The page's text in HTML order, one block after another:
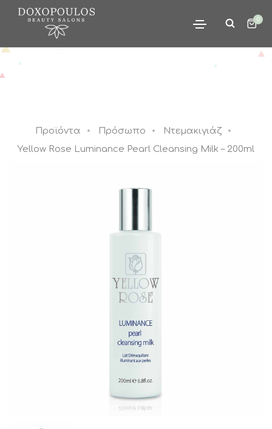
0
Προϊόντα Πρόσωπο
Ντεμακιγιάζ
Yellow Rose Luminance Pearl Cleansing Milk – 200ml